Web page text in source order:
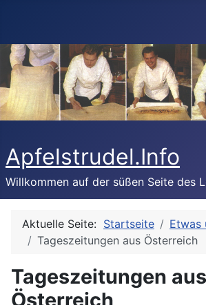
Apfelstrudel.Info
Willkommen auf der süßen Seite des
Aktuelle Seite: Startseite
Etwas
Tageszeitungen aus Österreich
Tageszeitungen aus
Österreich